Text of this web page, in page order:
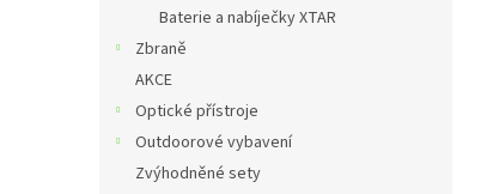
Baterie a nabíječky XTAR
Zbraně
AKCE
Optické přístroje
Outdoorové vybavení
Zvýhodněné sety